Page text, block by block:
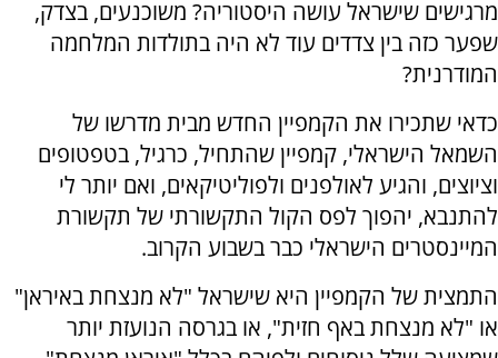
מרגישים שישראל עושה היסטוריה? משוכנעים, בצדק,
שפער כזה בין צדדים עוד לא היה בתולדות המלחמה
המודרנית?
כדאי שתכירו את הקמפיין החדש מבית מדרשו של
השמאל הישראלי, קמפיין שהתחיל, כרגיל, בטפטופים
וציוצים, והגיע לאולפנים ולפוליטיקאים, ואם יותר לי
להתנבא, יהפוך לפס הקול התקשורתי של תקשורת
המיינסטרים הישראלי כבר בשבוע הקרוב.
התמצית של הקמפיין היא שישראל "לא מנצחת באיראן"
או "לא מנצחת באף חזית", או בגרסה הנועזת יותר